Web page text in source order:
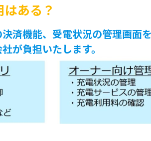
ある？
済機能、受電状況の管理画面を
が負担いたします。